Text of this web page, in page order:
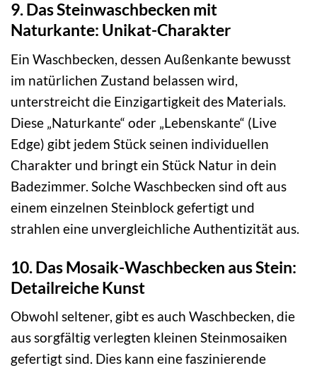
9. Das Steinwaschbecken mit
Naturkante: Unikat-Charakter
Ein Waschbecken, dessen Außenkante bewusst
im natürlichen Zustand belassen wird,
unterstreicht die Einzigartigkeit des Materials.
Diese „Naturkante“ oder „Lebenskante“ (Live
Edge) gibt jedem Stück seinen individuellen
Charakter und bringt ein Stück Natur in dein
Badezimmer. Solche Waschbecken sind oft aus
einem einzelnen Steinblock gefertigt und
strahlen eine unvergleichliche Authentizität aus.
10. Das Mosaik-Waschbecken aus Stein:
Detailreiche Kunst
Obwohl seltener, gibt es auch Waschbecken, die
aus sorgfältig verlegten kleinen Steinmosaiken
gefertigt sind. Dies kann eine faszinierende